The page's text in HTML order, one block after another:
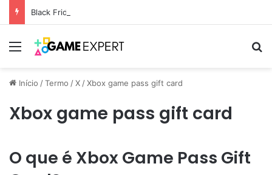
Black Friday: descontos incríveis em eletrônicos
Menu
Início /Termo /X /Xbox game pass gift card
Xbox game pass gift card
O que é Xbox Game Pass Gift